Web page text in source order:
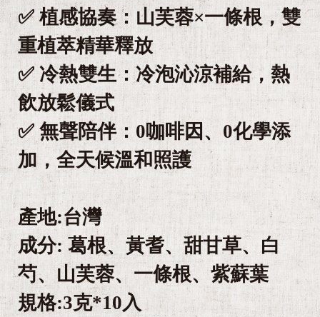
✅ 植感協奏：山芙蓉×一條根，雙
重植萃精華釋放
✅ 冷熱雙生：冷泡沁涼補給，熱
飲放鬆儀式
✅ 無聲陪伴：0咖啡因、0化學添
加，全天候溫和照護
產地:台灣
成分: 葛根、黃耆、甜甘草、白
芍、山芙蓉、一條根、紫蘇葉
規格:3克*10入